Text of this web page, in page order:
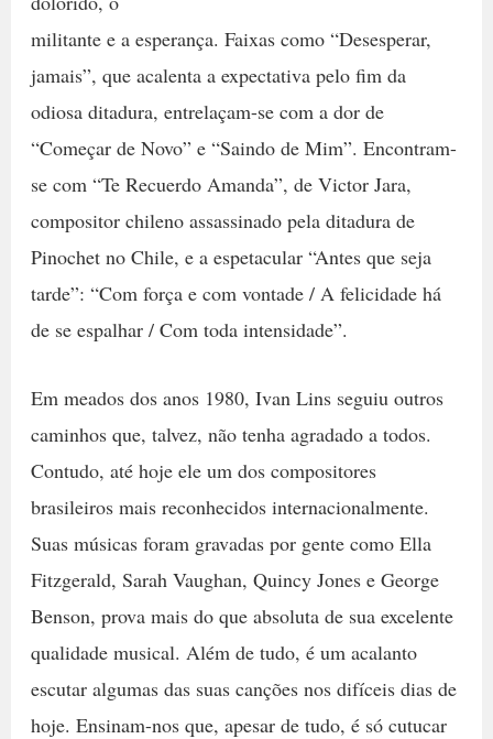
militante e a esperança. Faixas como “Desesperar,
jamais”, que acalenta a expectativa pelo fim da
odiosa ditadura, entrelaçam-se com a dor de
“Começar de Novo” e “Saindo de Mim”. Encontram-
se com “Te Recuerdo Amanda”, de Victor Jara,
compositor chileno assassinado pela ditadura de
Pinochet no Chile, e a espetacular “Antes que seja
tarde”: “Com força e com vontade / A felicidade há
de se espalhar / Com toda intensidade”.
Em meados dos anos 1980, Ivan Lins seguiu outros
caminhos que, talvez, não tenha agradado a todos.
Contudo, até hoje ele um dos compositores
brasileiros mais reconhecidos internacionalmente.
Suas músicas foram gravadas por gente como Ella
Fitzgerald, Sarah Vaughan, Quincy Jones e George
Benson, prova mais do que absoluta de sua excelente
qualidade musical. Além de tudo, é um acalanto
escutar algumas das suas canções nos difíceis dias de
hoje. Ensinam-nos que, apesar de tudo, é só cutucar